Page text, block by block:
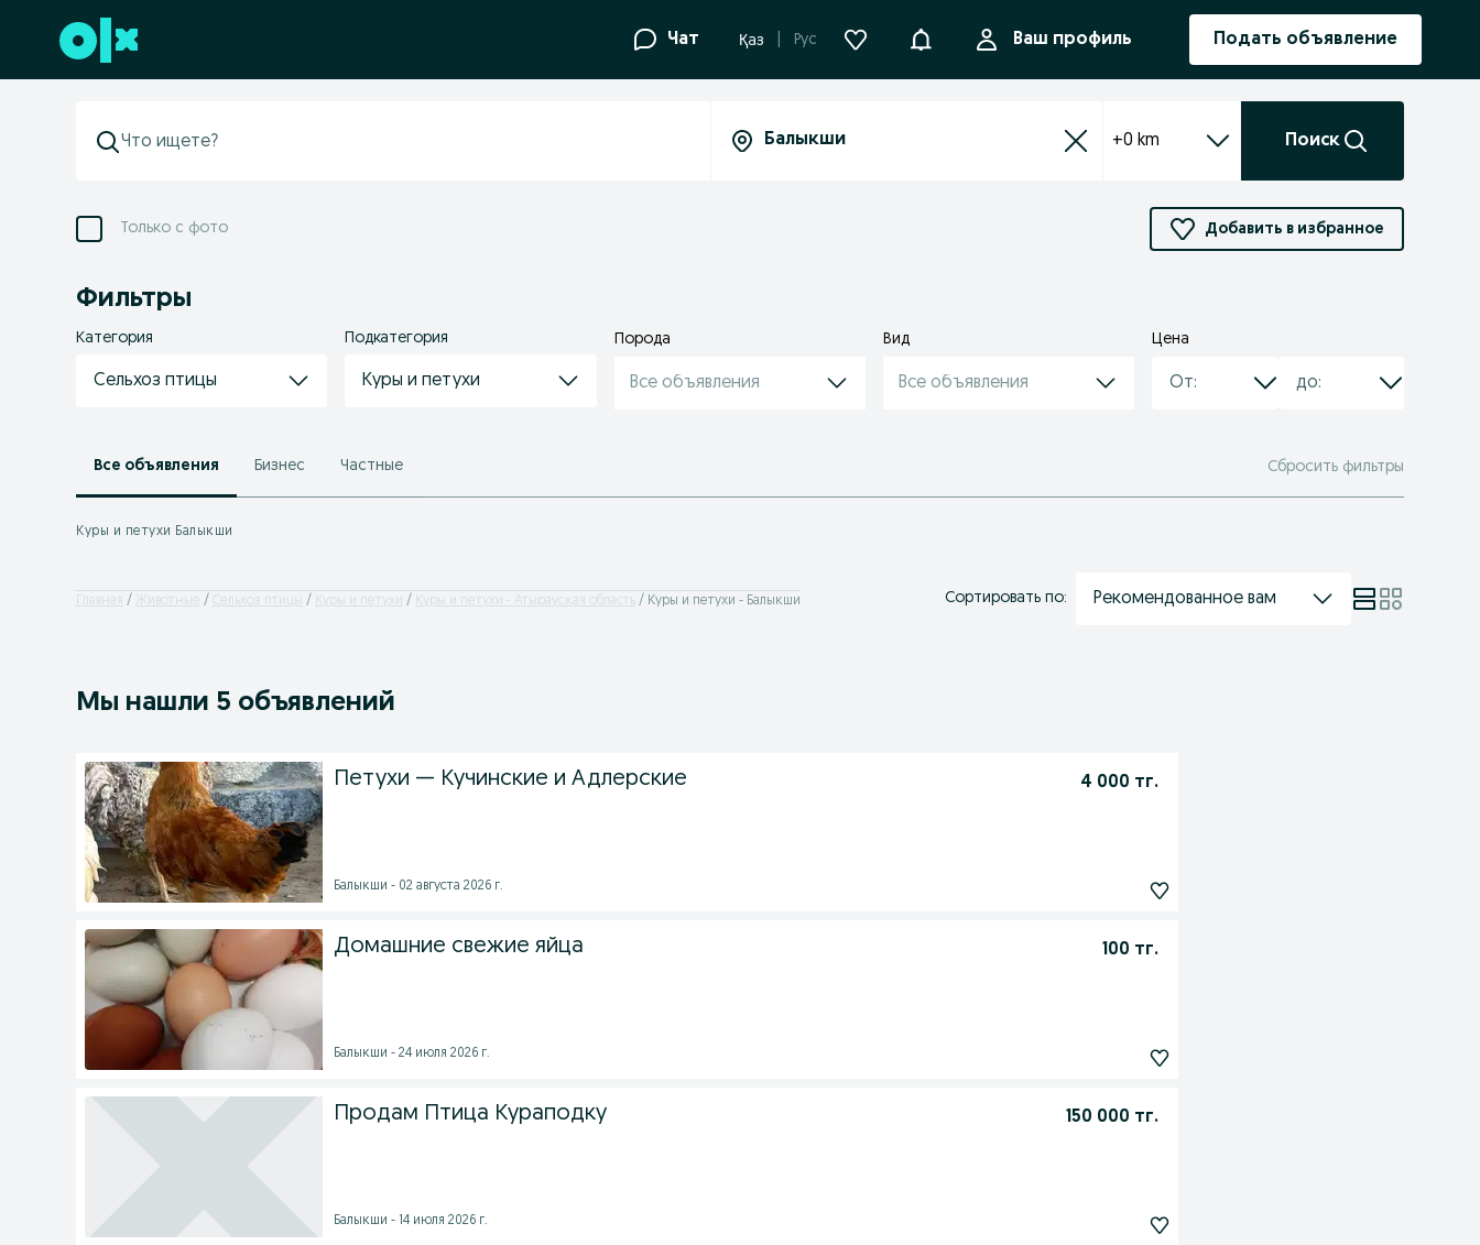
Перейти к нижнему колонтитулу Чат Қаз Рус УведомленияВаш профиль Подать объявление
+0 km Поиск
Только с фото Добавить в избранное
Фильтры
Категория
Сельхоз птицы
Подкатегория
Куры и петухи
Порода
Все объявления
Вид
Все объявления
Цена
Все объявления Бизнес Частные Сбросить фильтры
Куры и петухи Балыкши
Главная Животные Сельхоз птицы Куры и петухи Куры и петухи - Атырауская область Куры и петухи - Балыкши Сортировать по: Рекомендованное вам
Мы нашли 5 объявлений
Петухи — Кучинские и Адлерские 4 000 тг.
Балыкши - 02 августа 2026 г.
Домашние свежие яйца 100 тг.
Балыкши - 24 июля 2026 г.
Продам Птица Кураподку 150 000 тг.
Балыкши - 14 июля 2026 г.